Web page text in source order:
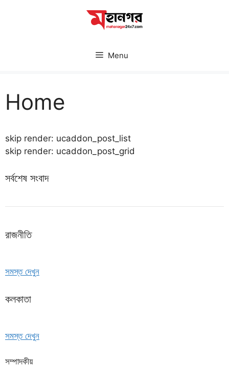
Menu
Home
skip render: ucaddon_post_list
skip render: ucaddon_post_grid
সর্বশেষ সংবাদ
রাজনীতি
সমস্ত দেখুন
কলকাতা
সমস্ত দেখুন
সম্পাদকীয়